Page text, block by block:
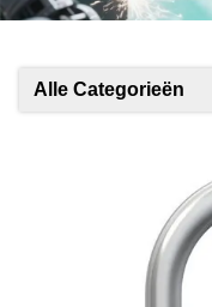
Alle Categorieën